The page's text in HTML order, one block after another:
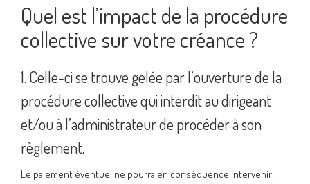
Quel est l’impact de la procédure
collective sur votre créance ?
1. Celle-ci se trouve gelée par l’ouverture de la
procédure collective qui interdit au dirigeant
et/ou à l’administrateur de procéder à son
règlement.
Le paiement éventuel ne pourra en conséquence intervenir :